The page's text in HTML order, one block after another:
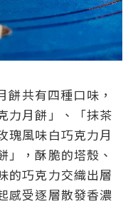
餅共有四種口味，
力月餅」、「抹茶
瑰風味白巧克力月
」，酥脆的塔殼、
的巧克力交織出層
感受逐層散發香濃